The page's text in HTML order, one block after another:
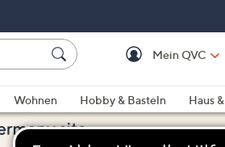
Mein QVC
Wohnen Hobby & Basteln
Haus